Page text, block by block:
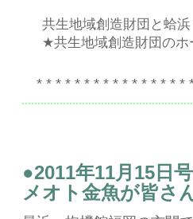
共生地域創造財団と蛤浜
★共生地域創造財団の
* * * * * * * * * * * * * * * *
●2011年11月15日
メオト金魚が皆さ